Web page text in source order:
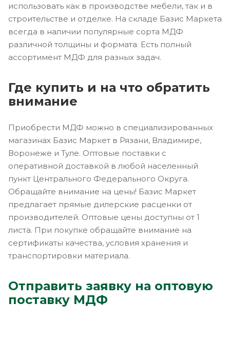
использовать как в производстве мебели, так и в
строительстве и отделке. На складе Базис Маркета
всегда в наличии популярные сорта МДФ
различной толщины и формата. Есть полный
ассортимент МДФ для разных задач.
Где купить и на что обратить
внимание
Приобрести МДФ можно в специализированных
магазинах Базис Маркет в Рязани, Владимире,
Воронеже и Туле. Оптовые поставки с
оперативной доставкой в любой населенный
пункт Центрального Федерального Округа.
Обращайте внимание на цены! Базис Маркет
предлагает прямые дилерские расценки от
производителей. Оптовые цены доступны от 1
листа. При покупке обращайте внимание на
сертификаты качества, условия хранения и
транспортировки материала.
Отправить заявку на оптовую
поставку МДФ